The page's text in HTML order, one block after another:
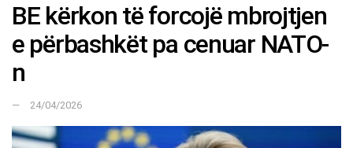
BE kërkon të forcojë mbrojtjen
e përbashkët pa cenuar NATO-
n
24/04/2026